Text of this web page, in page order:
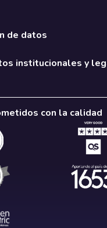
de datos
institucionales y
con la calidad